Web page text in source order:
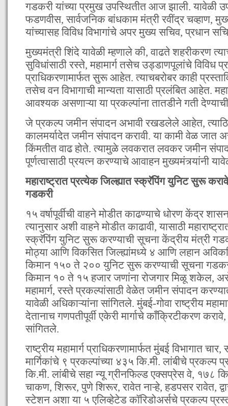
गडकरी यांच्या प्रमुख उपस्थितीत आज झाली. यावेळी
फडणवीस, सार्वजनिक बांधकाम मंत्री रवींद्र चव्हाण,
यांच्यासह विविध विभागांचे अपर मुख्य सचिव, प्रधान
मुख्यमंत्री शिंदे यावेळी म्हणाले की, वाढते शहरीकरण
सुविधांसाठी रस्ते, महामार्ग तसेच उड्डाणपूलांचे विविध
प्राधिकरणामार्फत सुरू आहेत. त्याचबरोबर काही
तसेच वन विभागाची मान्यता यासाठी प्रलंबित आहेत.
आवश्यक असणाऱ्या या प्रकल्पांना तातडीने गती
जे प्रकल्प जमीन संपादन अभावी रखडलेले आहेत,
कालमर्यादेत जमीन संपादन करावी. या कामी वेळ जात
किंमतीत वाढ होते. त्यामुळे लवकरात लवकर जमीन
पूर्णत्वासाठी प्रयत्न करण्याचे आवाहन मुख्यमंत्र्यांनी
महाराष्ट्रात प्रत्येक जिल्ह्यात स्क्रॅपिंग युनिट सुरू
गडकरी
१५ वर्षापूर्वीची वाहने मोडीत काढण्याचे धोरण केंद्र
त्यानुसार अशी वाहने मोडीत काढावी, यासाठी
स्क्रॅपिंग युनिट सुरू करण्याची सूचना केंद्रीय मंत्री
मोठ्या आणि विकसित जिल्ह्यांमध्ये ४ आणि लहान
किमान १५० ते २०० युनिट सुरू करण्याची सूचना
किमान १० ते १५ हजार जणांना रोजगार मिळू शकेल,
महामार्ग, रस्ते प्रकल्पांसाठी वेळेत जमीन संपादन
यावेळी अधिकाऱ्यांना सांगितले. मुंबई-गोवा राष्ट्रीय
देतानाच गणपतीपूर्वी एकेरी मार्गाचे काँक्रिटीकरण
सांगितले.
राष्ट्रीय महामार्ग प्राधिकरणामार्फत मुंबई विभागात
मार्गिकांचे ९ प्रकल्पांच्या ४३५ कि.मी. लांबीचे प्रकल्प
कि.मी. लांबीचे सहा न्यू ग्रीनफिल्ड एक्सप्रेस वे, १७८
चाकण, शिरूर, पुणे शिरूर, रावेत नाऱ्हे, हडपसर रावेत,
स्टेशन अशा या ५ एलिव्हेटेड कॉरिडोअर्सचे प्रकल्प